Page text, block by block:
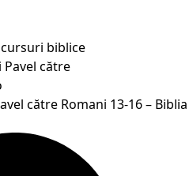
cursuri biblice
către Romani 13-16 – Biblia